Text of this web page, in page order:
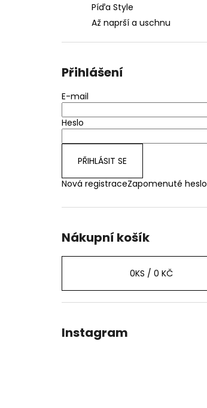
Píďa Style
Až naprší a uschnu
Přihlášení
E-mail
Heslo
PŘIHLÁSIT SE
Nová registraceZapomenuté heslo
Nákupní košík
0KS / 0 KČ
Instagram